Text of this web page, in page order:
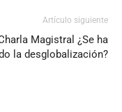
Artículo siguiente
Magistral ¿Se ha
la desglobalización?